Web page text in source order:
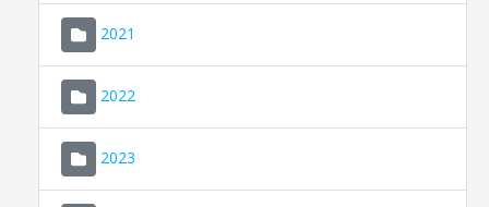
2021
2022
2023